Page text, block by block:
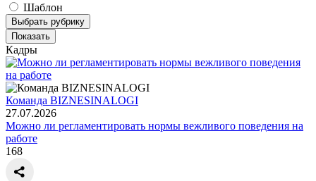
Шаблон
Выбрать рубрику
Показать
Кадры
Команда BIZNESINALOGI
27.07.2026
Можно ли регламентировать нормы вежливого поведения на
работе
168